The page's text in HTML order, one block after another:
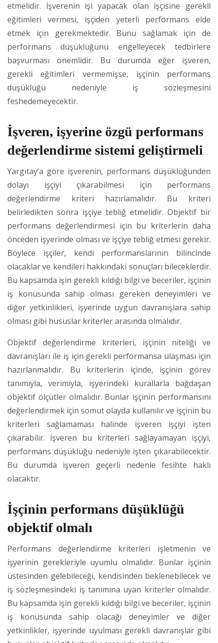
etmelidir. İşverenin işi yapacak olan işçisine gerekli
eğitimleri vermesi, işçiden yeterli performans elde
etmek için gerekmektedir. Bunu sağlamak için de
performans düşüklüğünü engelleyecek tedbirlere
başvurması önemlidir. Bu durumda eğer işveren,
gerekli eğitimleri vermemişse, işçinin performans
düşüklüğü nedeniyle iş sözleşmesini
feshedemeyecektir.
İşveren, işyerine özgü performans
değerlendirme sistemi geliştirmeli
Yargıtay’a göre işverenin, performans düşüklüğünden
dolayı işçiyi çıkarabilmesi için performans
değerlendirme kriteri hazırlamalıdır. Bu kriteri
belirledikten sonra işçiye tebliğ etmelidir. Objektif bir
performans değerlendirmesi için bu kriterlerin daha
önceden işyerinde olması ve işçiye tebliğ etmesi gerekir.
Böylece işçiler, kendi performanslarının bilincinde
olacaklar ve kendileri hakkındaki sonuçları bileceklerdir.
Bu kapsamda işin gerekli kıldığı bilgi ve beceriler, işçinin
iş konusunda sahip olması gereken deneyimleri ve
diğer yetkinlikleri, işyerinde uygun davranışlara sahip
olması gibi hususlar kriterler arasında olmalıdır.
Objektif değerlendirme kriterleri, işçinin niteliği ve
davranışları ile iş için gerekli performansa ulaşması için
hazırlanmalıdır. Bu kriterlerin içinde, işçinin görev
tanımıyla, verimiyla, işyerindeki kurallarla bağdaşan
objektif ölçütler olmalıdır. Bunlar işçinin performansını
değerlendirmek için somut olayda kullanılır ve işçinin bu
kriterleri sağlamaması halinde işveren işçiyi işten
çıkarabilir. İşveren bu kriterleri sağlayamayan işçiyi,
performans düşüklüğü nedeniyle işten çıkarabilecektir.
Bu durumda işveren geçerli nedenle fesihte haklı
olacaktır.
İşçinin performans düşüklüğü
objektif olmalı
Performans değerlendirme kriterleri işletmenin ve
işyerinin gerekleriyle uyumlu olmalıdır. Bunlar işçinin
üstesinden gelebileceği, kendisinden beklenebilecek ve
iş sözleşmesindeki iş tanımına uyan kriterler olmalıdır.
Bu kapsamda işin gerekli kıldığı bilgi ve beceriler, işçinin
iş konusunda sahip olacağı deneyimler ve diğer
yetkinlikler, işyerinde uyulması gerekli davranışlar gibi